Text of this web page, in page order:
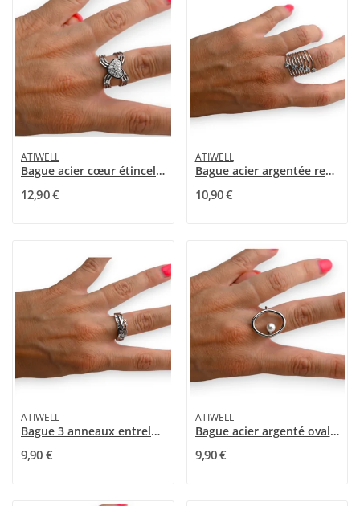
ATIWELL
Bague acier cœur étincelant
12,90 €
ATIWELL
Bague acier argentée ressort strass
10,90 €
ATIWELL
Bague 3 anneaux entrelacés cœur
9,90 €
ATIWELL
Bague acier argenté ovale et perle
9,90 €